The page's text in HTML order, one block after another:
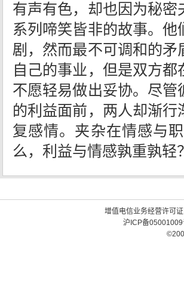
有声有色，却也因为秘
系列啼笑皆非的故事。
剧，然而最不可调和的
自己的事业，但是双方
不愿轻易做出妥协。尽
的利益面前，两人却渐
复感情。夹杂在情感与
么，利益与情感孰重孰
增值电信业务经营许可
沪ICP备05001009